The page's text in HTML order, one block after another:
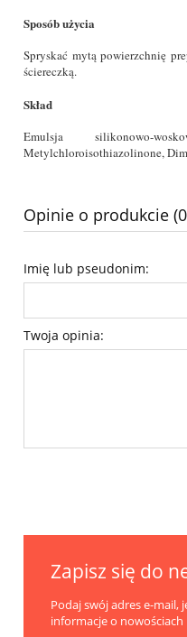
Sposób użycia
Spryskać mytą powierzchnię
ściereczką.
Skład
Emulsja silikonowo-
Metylchloroisothiazolinone,
Opinie o produkcie
Imię lub pseudonim:
Twoja opinia:
Zapisz się do
Podaj swój adres e-mail,
informacje o